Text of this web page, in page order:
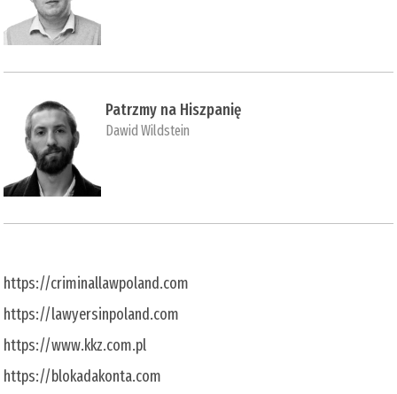
Patrzmy na Hiszpanię
Dawid Wildstein
https://criminallawpoland.com
https://lawyersinpoland.com
https://www.kkz.com.pl
https://blokadakonta.com